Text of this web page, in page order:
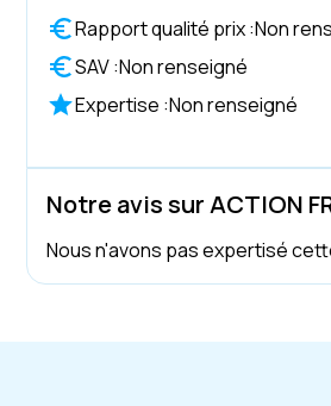
Rapport qualité prix :Non
SAV :Non renseigné
Expertise :Non renseigné
Notre avis sur ACTION
Nous n'avons pas expertisé